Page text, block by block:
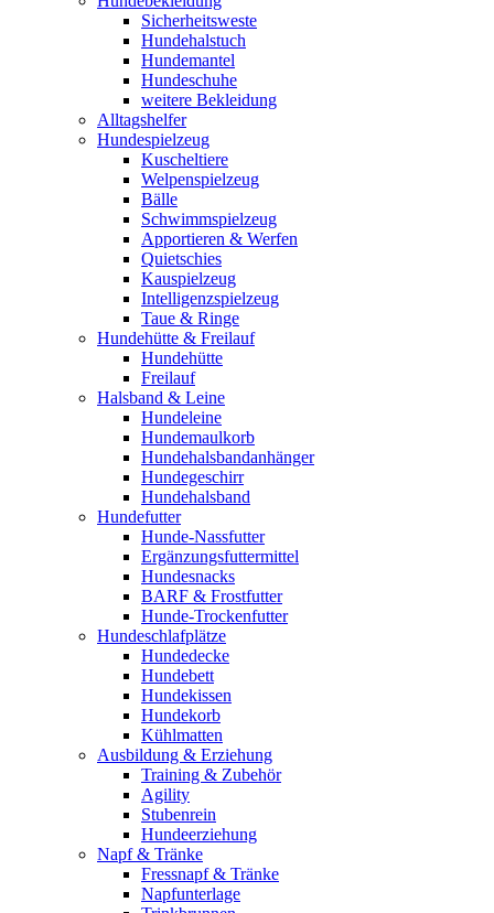
Sicherheitsweste
Hundehalstuch
Hundemantel
Hundeschuhe
weitere Bekleidung
Alltagshelfer
Hundespielzeug
Kuscheltiere
Welpenspielzeug
Bälle
Schwimmspielzeug
Apportieren & Werfen
Quietschies
Kauspielzeug
Intelligenzspielzeug
Taue & Ringe
Hundehütte & Freilauf
Hundehütte
Freilauf
Halsband & Leine
Hundeleine
Hundemaulkorb
Hundehalsbandanhänger
Hundegeschirr
Hundehalsband
Hundefutter
Hunde-Nassfutter
Ergänzungsfuttermittel
Hundesnacks
BARF & Frostfutter
Hunde-Trockenfutter
Hundeschlafplätze
Hundedecke
Hundebett
Hundekissen
Hundekorb
Kühlmatten
Ausbildung & Erziehung
Training & Zubehör
Agility
Stubenrein
Hundeerziehung
Napf & Tränke
Fressnapf & Tränke
Napfunterlage